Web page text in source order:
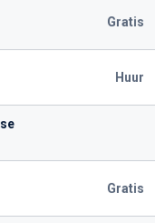
Gratis
Huur
Gratis